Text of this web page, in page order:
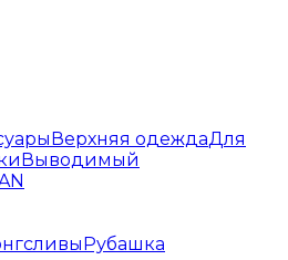
Верхняя одеждаДля
Выводимый
Рубашка